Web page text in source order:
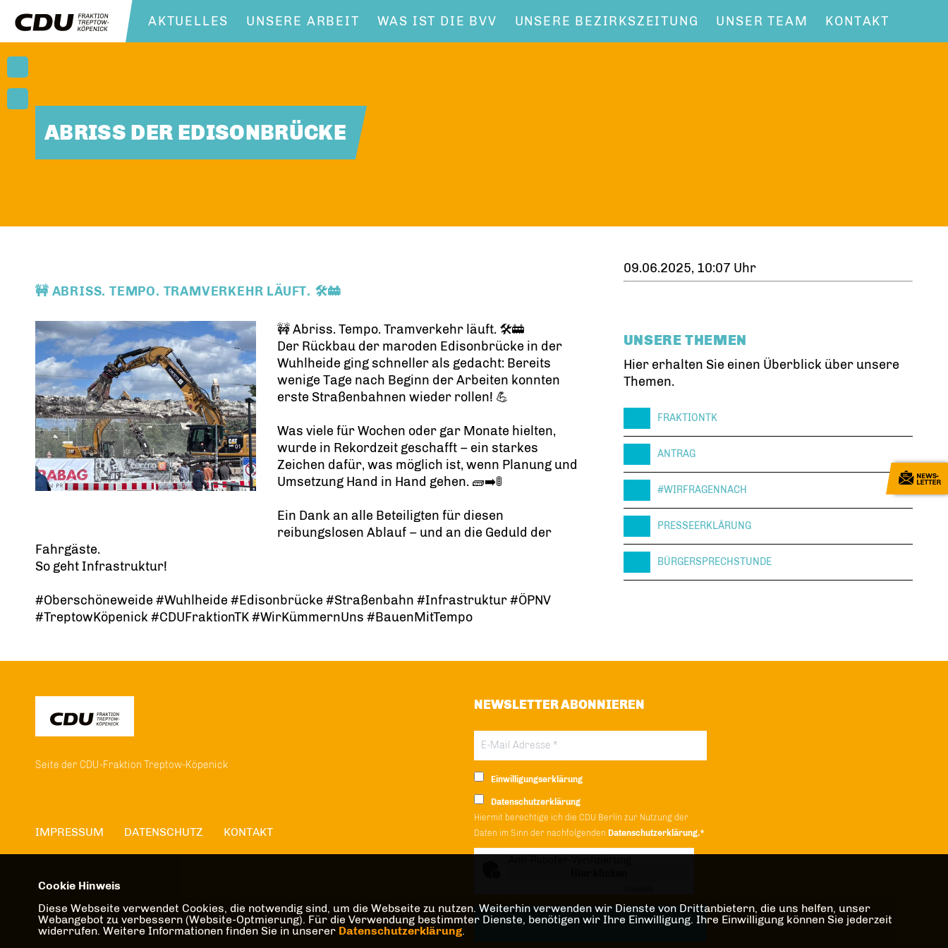
AKTUELLES UNSERE ARBEIT WAS IST DIE BVV UNSERE BEZIRKSZEITUNG UNSER TEAM KONTAKT
ABRISS DER EDISONBRÜCKE
🚧 ABRISS. TEMPO. TRAMVERKEHR LÄUFT. 🛠️🚋
🚧 Abriss. Tempo. Tramverkehr läuft. 🛠️🚋
Der Rückbau der maroden Edisonbrücke in der
Wuhlheide ging schneller als gedacht: Bereits
wenige Tage nach Beginn der Arbeiten konnten
erste Straßenbahnen wieder rollen! 💪
Was viele für Wochen oder gar Monate hielten,
wurde in Rekordzeit geschafft – ein starkes
Zeichen dafür, was möglich ist, wenn Planung und
Umsetzung Hand in Hand gehen. 🧱➡️🚦
Ein Dank an alle Beteiligten für diesen
reibungslosen Ablauf – und an die Geduld der
Fahrgäste.
So geht Infrastruktur!
#Oberschöneweide #Wuhlheide #Edisonbrücke #Straßenbahn #Infrastruktur #ÖPNV
#TreptowKöpenick #CDUFraktionTK #WirKümmernUns #BauenMitTempo
09.06.2025, 10:07 Uhr
UNSERE THEMEN
Hier erhalten Sie einen Überblick über unsere
Themen.
FRAKTIONTK
ANTRAG
#WIRFRAGENNACH
PRESSEERKLÄRUNG
BÜRGERSPRECHSTUNDE
Seite der CDU-Fraktion Treptow-Köpenick
IMPRESSUM DATENSCHUTZ KONTAKT
NEWSLETTER ABONNIEREN
Einwilligungserklärung
Datenschutzerklärung
Hiermit berechtige ich die CDU Berlin zur Nutzung der
Daten im Sinn der nachfolgenden Datenschutzerklärung.*
Cookie Hinweis
Diese Webseite verwendet Cookies, die notwendig sind, um die Webseite zu nutzen. Weiterhin verwenden wir Dienste von Drittanbietern, die uns helfen, unser
Webangebot zu verbessern (Website-Optmierung). Für die Verwendung bestimmter Dienste, benötigen wir Ihre Einwilligung. Ihre Einwilligung können Sie jederzeit
widerrufen. Weitere Informationen finden Sie in unserer Datenschutzerklärung.